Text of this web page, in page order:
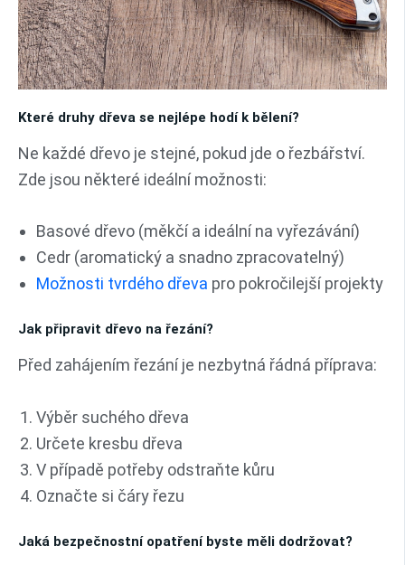
Které druhy dřeva se nejlépe hodí k bělení?
Ne každé dřevo je stejné, pokud jde o řezbářství.
Zde jsou některé ideální možnosti:
Basové dřevo (měkčí a ideální na vyřezávání)
Cedr (aromatický a snadno zpracovatelný)
Možnosti tvrdého dřeva pro pokročilejší projekty
Jak připravit dřevo na řezání?
Před zahájením řezání je nezbytná řádná příprava:
Výběr suchého dřeva
Určete kresbu dřeva
V případě potřeby odstraňte kůru
Označte si čáry řezu
Jaká bezpečnostní opatření byste měli dodržovat?